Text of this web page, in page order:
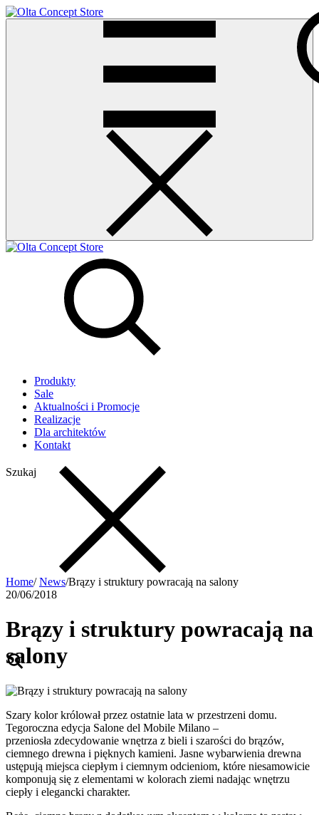
Produkty
Sale
Aktualności i Promocje
Realizacje
Dla architektów
Kontakt
Szukaj
Home/ News/Brązy i struktury powracają na salony
20/06/2018
Brązy i struktury powracają na
salony
Szary kolor królował przez ostatnie lata w przestrzeni domu.
Tegoroczna edycja Salone del Mobile Milano –
przeniosła zdecydowanie wnętrza z bieli i szarości do brązów,
ciemnego drewna i pięknych kamieni. Jasne wybarwienia drewna
ustępują miejsca ciepłym i ciemnym odcieniom, które niesamowicie
komponują się z elementami w kolorach ziemi nadając wnętrzu
ciepły i elegancki charakter.